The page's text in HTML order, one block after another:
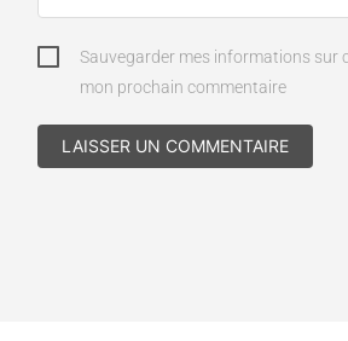
Sauvegarder mes informations sur
mon prochain commentaire